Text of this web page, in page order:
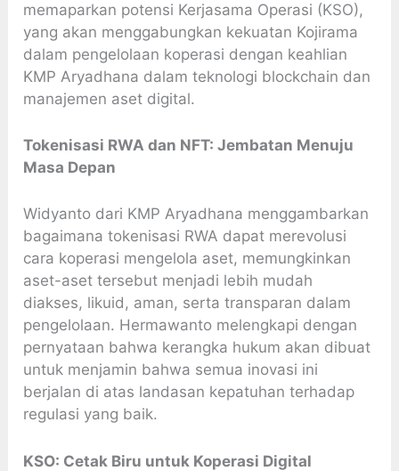
memaparkan potensi Kerjasama Operasi (KSO),
yang akan menggabungkan kekuatan Kojirama
dalam pengelolaan koperasi dengan keahlian
KMP Aryadhana dalam teknologi blockchain dan
manajemen aset digital.
Tokenisasi RWA dan NFT: Jembatan Menuju
Masa Depan
Widyanto dari KMP Aryadhana menggambarkan
bagaimana tokenisasi RWA dapat merevolusi
cara koperasi mengelola aset, memungkinkan
aset-aset tersebut menjadi lebih mudah
diakses, likuid, aman, serta transparan dalam
pengelolaan. Hermawanto melengkapi dengan
pernyataan bahwa kerangka hukum akan dibuat
untuk menjamin bahwa semua inovasi ini
berjalan di atas landasan kepatuhan terhadap
regulasi yang baik.
KSO: Cetak Biru untuk Koperasi Digital